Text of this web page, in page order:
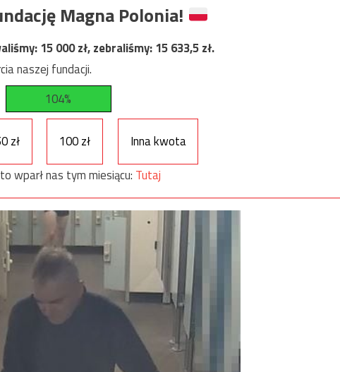
Magna Polonia!
15 000zł, zebraliśmy:15 633,5zł.
naszej fundacji.
104%
zł 100 zł
Inna kwota
wparł nas tym miesiącu: Tutaj